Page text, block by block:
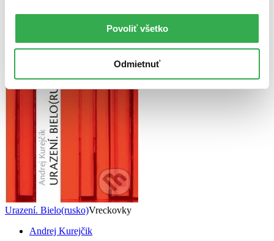
Povoliť všetko
Odmietnuť
Urazení. Bielo(rusko)Vreckovky
Andrej Kurejčik